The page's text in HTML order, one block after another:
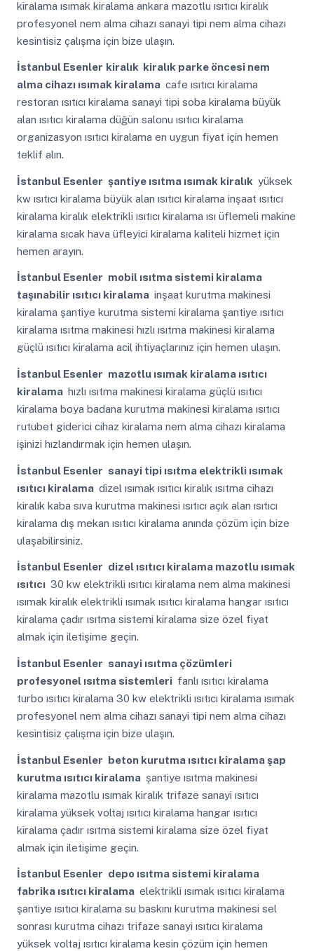
kiralama ısımak kiralama ankara mazotlu ısıtıcı kiralık
profesyonel nem alma cihazı sanayi tipi nem alma cihazı
kesintisiz çalışma için bize ulaşın.
İstanbul Esenler kiralık kiralık parke öncesi nem
alma cihazı ısımak kiralama cafe ısıtıcı kiralama
restoran ısıtıcı kiralama sanayi tipi soba kiralama büyük
alan ısıtıcı kiralama düğün salonu ısıtıcı kiralama
organizasyon ısıtıcı kiralama en uygun fiyat için hemen
teklif alın.
İstanbul Esenler şantiye ısıtma ısımak kiralık yüksek
kw ısıtıcı kiralama büyük alan ısıtıcı kiralama inşaat ısıtıcı
kiralama kiralık elektrikli ısıtıcı kiralama ısı üflemeli makine
kiralama sıcak hava üfleyici kiralama kaliteli hizmet için
hemen arayın.
İstanbul Esenler mobil ısıtma sistemi kiralama
taşınabilir ısıtıcı kiralama inşaat kurutma makinesi
kiralama şantiye kurutma sistemi kiralama şantiye ısıtıcı
kiralama ısıtma makinesi hızlı ısıtma makinesi kiralama
güçlü ısıtıcı kiralama acil ihtiyaçlarınız için hemen ulaşın.
İstanbul Esenler mazotlu ısımak kiralama ısıtıcı
kiralama hızlı ısıtma makinesi kiralama güçlü ısıtıcı
kiralama boya badana kurutma makinesi kiralama ısıtıcı
rutubet giderici cihaz kiralama nem alma cihazı kiralama
işinizi hızlandırmak için hemen ulaşın.
İstanbul Esenler sanayi tipi ısıtma elektrikli ısımak
ısıtıcı kiralama dizel ısımak ısıtıcı kiralık ısıtma cihazı
kiralık kaba sıva kurutma makinesi ısıtıcı açık alan ısıtıcı
kiralama dış mekan ısıtıcı kiralama anında çözüm için bize
ulaşabilirsiniz.
İstanbul Esenler dizel ısıtıcı kiralama mazotlu ısımak
ısıtıcı 30 kw elektrikli ısıtıcı kiralama nem alma makinesi
ısımak kiralık elektrikli ısımak ısıtıcı kiralama hangar ısıtıcı
kiralama çadır ısıtma sistemi kiralama size özel fiyat
almak için iletişime geçin.
İstanbul Esenler sanayi ısıtma çözümleri
profesyonel ısıtma sistemleri fanlı ısıtıcı kiralama
turbo ısıtıcı kiralama 30 kw elektrikli ısıtıcı kiralama ısımak
profesyonel nem alma cihazı sanayi tipi nem alma cihazı
kesintisiz çalışma için bize ulaşın.
İstanbul Esenler beton kurutma ısıtıcı kiralama şap
kurutma ısıtıcı kiralama şantiye ısıtma makinesi
kiralama mazotlu ısımak kiralık trifaze sanayi ısıtıcı
kiralama yüksek voltaj ısıtıcı kiralama hangar ısıtıcı
kiralama çadır ısıtma sistemi kiralama size özel fiyat
almak için iletişime geçin.
İstanbul Esenler depo ısıtma sistemi kiralama
fabrika ısıtıcı kiralama elektrikli ısımak ısıtıcı kiralama
şantiye ısıtıcı kiralama su baskını kurutma makinesi sel
sonrası kurutma cihazı trifaze sanayi ısıtıcı kiralama
yüksek voltaj ısıtıcı kiralama kesin çözüm için hemen